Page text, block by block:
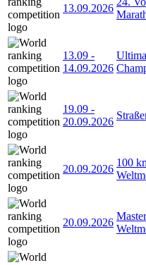
13.09.2026
13.09 -
14.09.2026
19.09 -
20.09.2026
20.09.2026
100
20.09.2026